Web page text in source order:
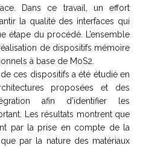
Dans ce travail, un effort
la qualité des interfaces qui
étape du procédé. L’ensemble
de dispositifs mémoire
à base de MoS2.
ces dispositifs a été étudié en
proposées et des
afin d’identifier les
Les résultats montrent que
par la prise en compte de la
par la nature des matériaux